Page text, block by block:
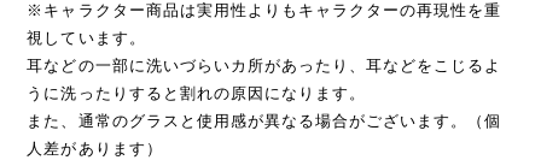
※キャラクター商品は実用性よりもキャラクターの再現性を重
視しています。
耳などの一部に洗いづらいカ所があったり、耳などをこじるよ
うに洗ったりすると割れの原因になります。
また、通常のグラスと使用感が異なる場合がございます。（個
人差があります）